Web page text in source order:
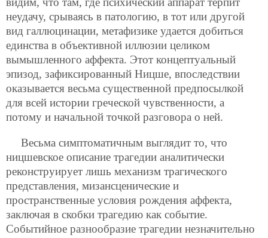
неудачу, срываясь в патологию, в тот или другой
вид галлюцинации, метафизике удается добиться
единства в объективной иллюзии целиком
вымышленного аффекта. Этот концептуальный
эпизод, зафиксированный Ницше, впоследствии
оказывается весьма существенной предпосылкой
для всей истории греческой чувственности, а
потому и начальной точкой разговора о ней.
Весьма симптоматичным выглядит то, что
ницшевское описание трагедии аналитически
реконструирует лишь механизм трагического
представления, мизансценические и
пространственные условия рождения аффекта,
заключая в скобки трагедию как событие.
Событийное разнообразие трагедии незначительно